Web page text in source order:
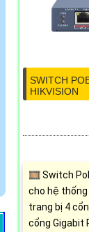
SWITCH
HIKVISION
🎞 Switch
cho hệ
trang bị 4
cổng Gigabit